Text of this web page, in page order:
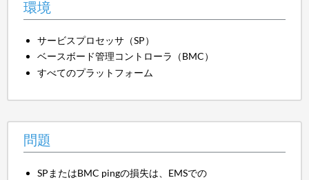
環境
サービスプロセッサ（SP）
ベースボード管理コントローラ（BMC）
すべてのプラットフォーム
問題
SPまたはBMC pingの損失は、EMSでの